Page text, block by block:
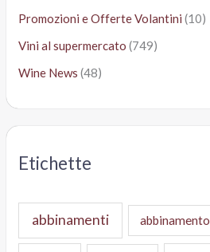
Promozioni e Offerte Volantini (10)
Vini al supermercato (749)
Wine News (48)
Etichette
abbinamenti abbinamento